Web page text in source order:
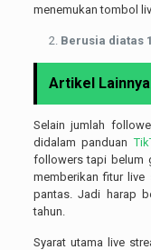
menemukan tombol
Berusia diatas
Artikel Lainnya
Selain jumlah
didalam panduan
followers tapi belum
memberikan fitur live
pantas. Jadi harap
tahun.
Syarat utama live